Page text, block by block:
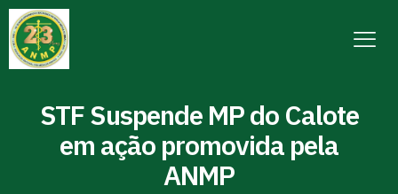
STF Suspende MP do Calote
em ação promovida pela
ANMP